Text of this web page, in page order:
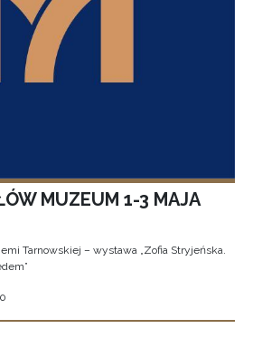
MUZEUM 1-3 MAJA
Tarnowskiej – wystawa „Zofia Stryjeńska.